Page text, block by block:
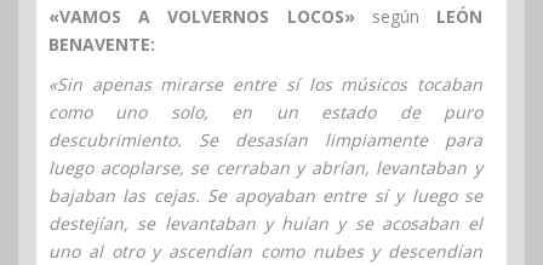
«VAMOS A VOLVERNOS LOCOS»según LEÓN
BENAVENTE:
«Sin apenas mirarse entre sí los músicos tocaban
como uno solo, en un estado de puro
descubrimiento. Se desasían limpiamente para
luego acoplarse, se cerraban y abrían, levantaban y
bajaban las cejas. Se apoyaban entre sí y luego se
destejían, se levantaban y huían y se acosaban el
uno al otro y ascendían como nubes y descendían